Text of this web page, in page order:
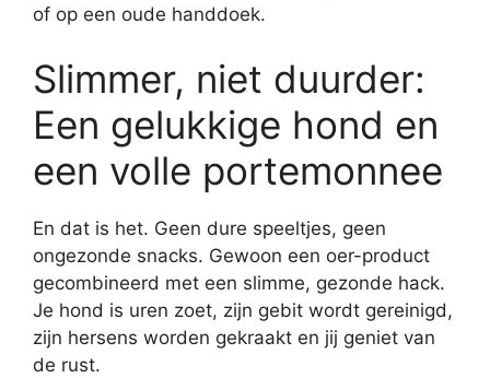
of op een oude handdoek.
Slimmer, niet duurder:
Een gelukkige hond en
een volle portemonnee
En dat is het. Geen dure speeltjes, geen
ongezonde snacks. Gewoon een oer-product
gecombineerd met een slimme, gezonde hack.
Je hond is uren zoet, zijn gebit wordt gereinigd,
zijn hersens worden gekraakt en jij geniet van
de rust.